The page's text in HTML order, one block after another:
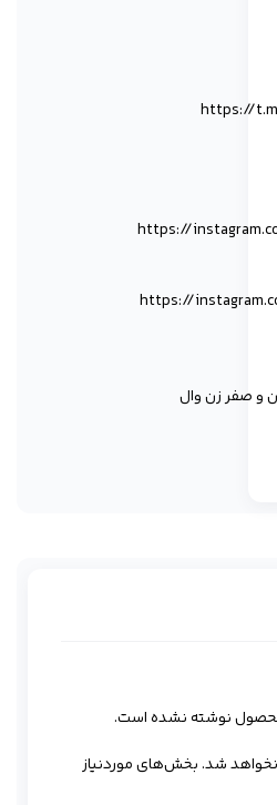
https://
https://
https://
نوشته نشده است.
شد.بخش‌های موردنیاز